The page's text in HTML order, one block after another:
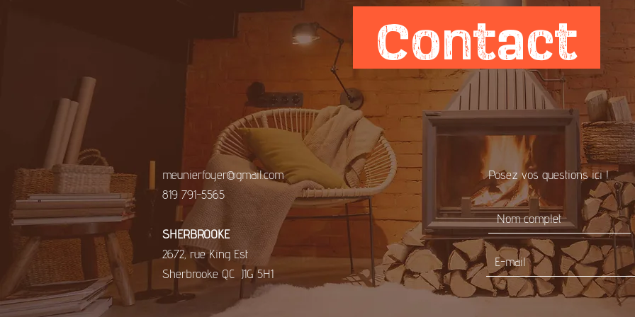
Contact
meunierfoyer@gmail.com
819 791-5565
​SHERBROOKE
2672, rue King Est
Sherbrooke QC J1G 5H1
Posez vos questions ici !